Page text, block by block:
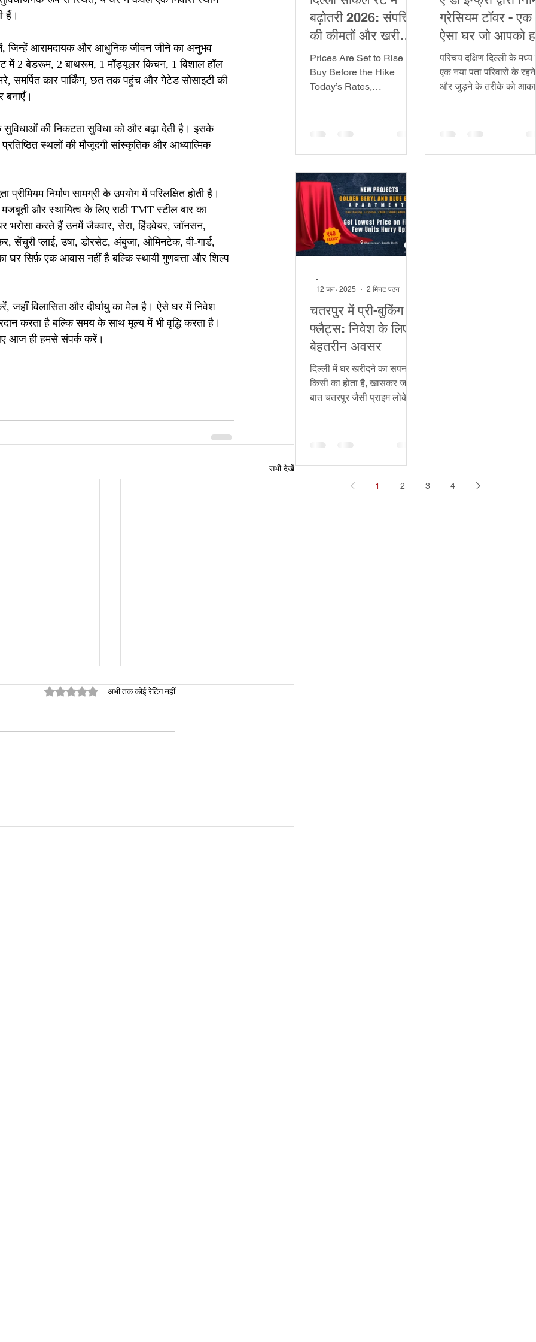
हैं।
जिन्हें आरामदायक और आधुनिक जीवन जीने का अनुभव
में 2 बेडरूम, 2 बाथरूम, 1 मॉड्यूलर किचन, 1 विशाल हॉल
समर्पित कार पार्किंग, छत तक पहुंच और गेटेड सोसाइटी की
बनाएँ।
की निकटता सुविधा को और बढ़ा देती है। इसके
स्थलों की मौजूदगी सांस्कृतिक और आध्यात्मिक
निर्माण सामग्री के उपयोग में परिलक्षित होती है।
और स्थायित्व के लिए राठी TMT स्टील बार का
भरोसा करते हैं उनमें जैक्वार, सेरा, हिंदवेयर, जॉनसन,
सेंचुरी प्लाई, उषा, डोरसेट, अंबुजा, ओमिनटेक, वी-गार्ड,
सिर्फ़ एक आवास नहीं है बल्कि स्थायी गुणवत्ता और शिल्प
जहाँ विलासिता और दीर्घायु का मेल है। ऐसे घर में निवेश
करता है बल्कि समय के साथ मूल्य में भी वृद्धि करता है।
आज ही हमसे संपर्क करें।
सभी देखें
5 स्टार में से 0 रेटिंग दी गई।
अभी तक कोई रेटिंग नहीं
एस्
बढ़ोतरी 2026: संपत्ति
की कीमतों और खरीदारों
पर प्रभाव!
Prices Are Set to Rise
Buy Before the Hike
Today’s Rates,
The Clock Is Ticking for
Home Buyers
ग्रेसियम टॉवर - एक
ऐसा घर जो आपको
चीज़ से जोड़ता है
परिचय दक्षिण दिल्ली के मध्य
एक नया पता परिवारों के रहने
और जुड़ने के तरीके को
चतरपुर में प्री-बुकिंग
फ्लैट्स: निवेश के लिए
बेहतरीन अवसर
दिल्ली में घर खरीदने का सपना हर
किसी का होता है, खासकर जब
बात चतरपुर जैसी प्राइम लोकेशन
-
12 जन॰ 2025
2 मिनट पठन
1 2 3 4